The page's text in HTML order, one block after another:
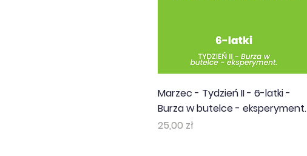
Marzec - Tydzień II - 6-latki -
Burza w butelce - eksperyment.
Cena
25,00 zł